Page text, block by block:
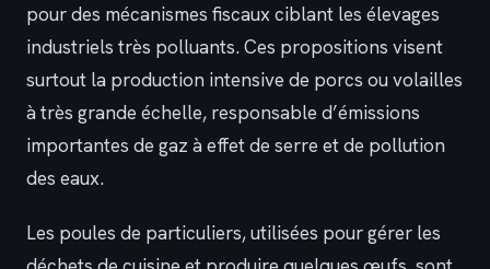
pour des mécanismes fiscaux ciblant les élevages
industriels très polluants. Ces propositions visent
surtout la production intensive de porcs ou volailles
à très grande échelle, responsable d’émissions
importantes de gaz à effet de serre et de pollution
des eaux.
Les poules de particuliers, utilisées pour gérer les